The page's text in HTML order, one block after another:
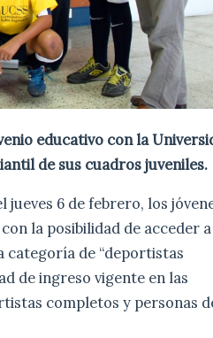
educativo con la
de sus cuadros juveniles.
jueves 6 de febrero, los
la posibilidad de acceder
categoría de “deportistas
de ingreso vigente en las
completos y personas